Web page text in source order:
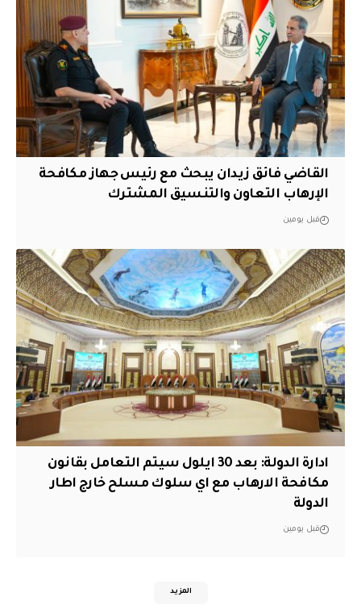
القاضي فائق زيدان يبحث مع رئيس جهاز مكافحة
الإرهاب التعاون والتنسيق المشترك
قبل يومين
ادارة الدولة: بعد 30 ايلول سيتم التعامل بقانون
مكافحة الارهاب مع اي سلوك مسلح خارج اطار
الدولة
قبل يومين
المزيد